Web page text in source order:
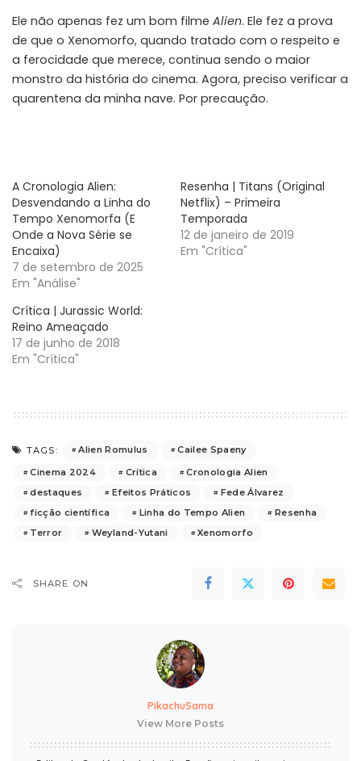
Ele não apenas fez um bom filme Alien. Ele fez a prova
de que o Xenomorfo, quando tratado com o respeito e
a ferocidade que merece, continua sendo o maior
monstro da história do cinema. Agora, preciso verificar a
quarentena da minha nave. Por precaução.
A Cronologia Alien:
Desvendando a Linha do
Tempo Xenomorfa (E
Onde a Nova Série se
Encaixa)
7 de setembro de 2025
Em "Análise"
Resenha | Titans (Original
Netflix) – Primeira
Temporada
12 de janeiro de 2019
Em "Crítica"
Crítica | Jurassic World:
Reino Ameaçado
17 de junho de 2018
Em "Crítica"
TAGS: Alien Romulus
Cailee Spaeny
Cinema 2024
Crítica
Cronologia Alien
destaques
Efeitos Práticos
Fede Álvarez
ficção científica
Linha do Tempo Alien
Resenha
Terror
Weyland-Yutani Xenomorfo
SHARE ON
PikachuSama
View More Posts